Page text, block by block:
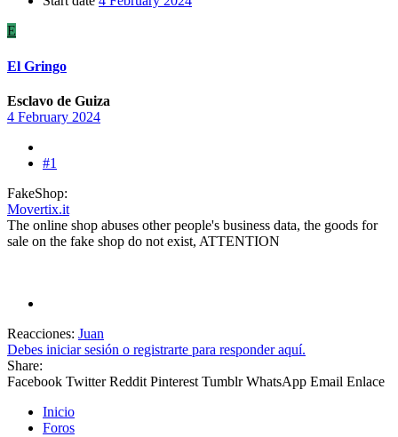
E
El Gringo
Esclavo de Guiza
4 February 2024
#1
FakeShop:
Movertix.it
The online shop abuses other people's business data, the goods for
sale on the fake shop do not exist, ATTENTION
Reacciones: Juan
Debes iniciar sesión o registrarte para responder aquí.
Share:
Facebook Twitter Reddit Pinterest Tumblr WhatsApp Email Enlace
Inicio
Foros